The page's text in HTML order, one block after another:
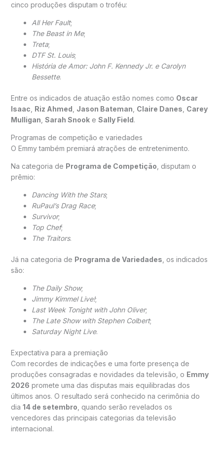
cinco produções disputam o troféu:
All Her Fault;
The Beast in Me;
Treta;
DTF St. Louis;
História de Amor: John F. Kennedy Jr. e Carolyn
Bessette.
Entre os indicados de atuação estão nomes como Oscar
Isaac Riz Ahmed Jason Bateman Claire Danes Carey
Mulligan Sarah Snooke Sally Field.
Programas de competição e variedades
O Emmy também premiará atrações de entretenimento.
Na categoria de Programa de Competição , disputam o
prêmio:
Dancing With the Stars;
RuPaul’s Drag Race;
Survivor;
Top Chef;
The Traitors.
Já na categoria de Programa de Variedades , os indicados
são:
The Daily Show;
Jimmy Kimmel Live!;
Last Week Tonight with John Oliver;
The Late Show with Stephen Colbert;
Saturday Night Live.
Expectativa para a premiação
Com recordes de indicações e uma forte presença de
produções consagradas e novidades da televisão, o Emmy
2026 promete uma das disputas mais equilibradas dos
últimos anos. O resultado será conhecido na cerimônia do
dia 14 de setembro , quando serão revelados os
vencedores das principais categorias da televisão
internacional.